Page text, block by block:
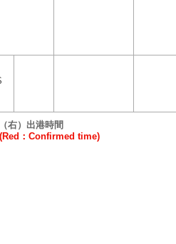
右）出港時間
：Confirmed time)